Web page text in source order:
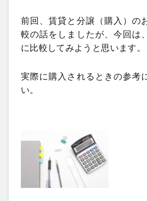
前回、賃貸と分譲（購入）の
較の話をしましたが、今回は
に比較してみようと思います。
実際に購入されるときの参考
い。